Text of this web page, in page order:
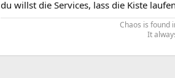
du willst die Services, lass die Kiste
Chaos is found
It